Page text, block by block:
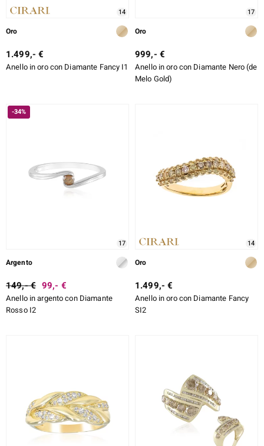
14
Oro
1.499,- €
Anello in oro con Diamante Fancy I1
17
Oro
999,- €
Anello in oro con Diamante Nero (de
Melo Gold)
-34%
17
Argento
149,- € 99,- €
Anello in argento con Diamante
Rosso I2
14
Oro
1.499,- €
Anello in oro con Diamante Fancy
SI2